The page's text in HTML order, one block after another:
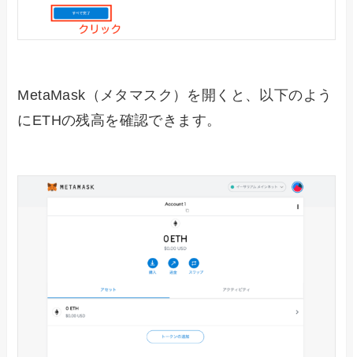
MetaMask（メタマスク）を開くと、以下のよう
にETHの残高を確認できます。